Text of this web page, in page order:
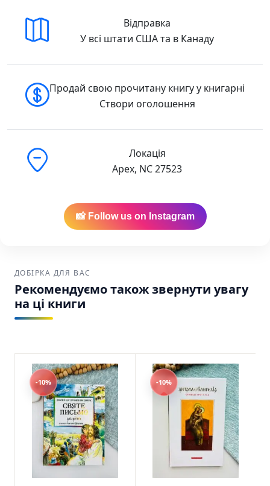
Відправка
У всі штати США та в Канаду
Продай свою прочитану книгу у книгарні
Створи оголошення
Локація
Apex, NC 27523
📸 Follow us on Instagram
ДОБІРКА ДЛЯ ВАС
Рекомендуємо також звернути увагу
на ці книги
-10% -10%